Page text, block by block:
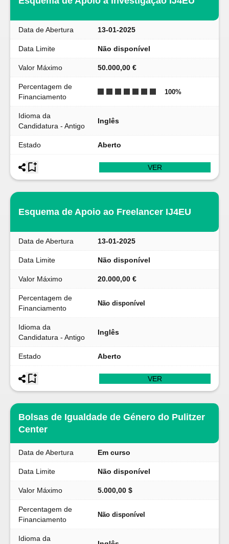
Data de Abertura 13-01-2025
Data Limite Não disponível
Valor Máximo 50.000,00 €
Percentagem de
Financiamento
100%
Idioma da
Candidatura - Antigo
Inglês
Estado Aberto
VER
Esquema de Apoio ao Freelancer IJ4EU
Data de Abertura 13-01-2025
Data Limite Não disponível
Valor Máximo 20.000,00 €
Percentagem de
Financiamento
Não disponível
Idioma da
Candidatura - Antigo
Inglês
Estado Aberto
VER
Bolsas de Igualdade de Género do Pulitzer
Center
Data de Abertura Em curso
Data Limite Não disponível
Valor Máximo 5.000,00 $
Percentagem de
Financiamento
Não disponível
Idioma da